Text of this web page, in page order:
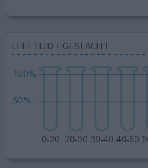
LEEFTIJD + GESLACHT